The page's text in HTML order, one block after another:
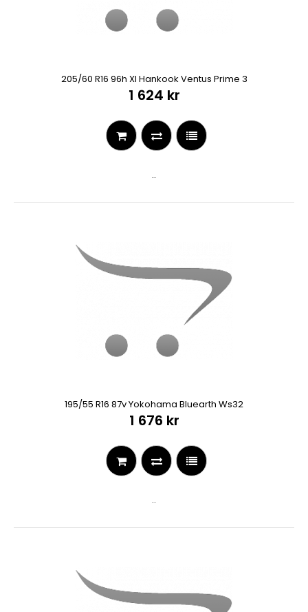
205/60 R16 96h Xl Hankook Ventus Prime 3
1 624 kr
..
195/55 R16 87v Yokohama Bluearth Ws32
1 676 kr
..